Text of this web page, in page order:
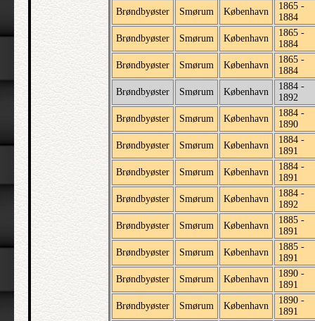
Brøndbyøster
Smørum København
1865 -
1884
Brøndbyøster
Smørum København
1865 -
1884
Brøndbyøster
Smørum København
1865 -
1884
Brøndbyøster
Smørum København
1884 -
1892
Brøndbyøster
Smørum København
1884 -
1890
Brøndbyøster
Smørum København
1884 -
1891
Brøndbyøster
Smørum København
1884 -
1891
Brøndbyøster
Smørum København
1884 -
1892
Brøndbyøster
Smørum København
1885 -
1891
Brøndbyøster
Smørum København
1885 -
1891
Brøndbyøster
Smørum København
1890 -
1891
Brøndbyøster
Smørum København
1890 -
1891